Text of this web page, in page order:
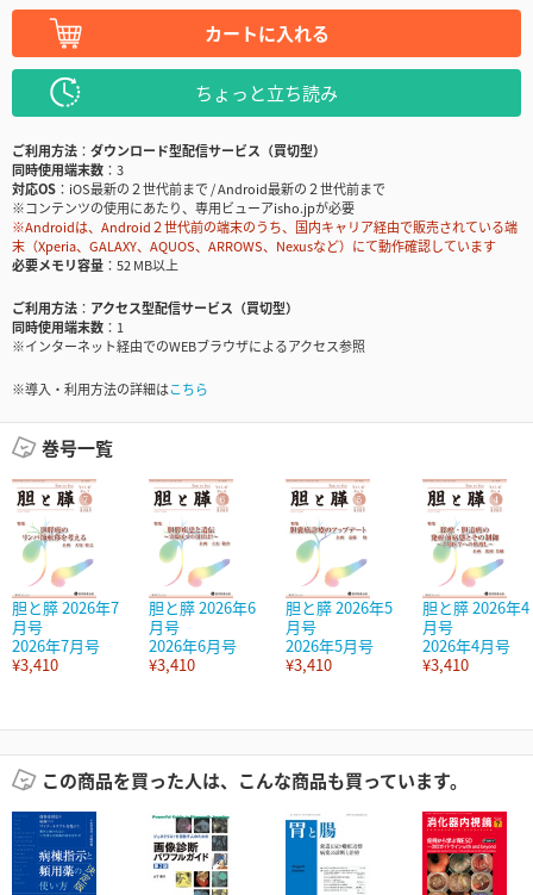
カートに入れる
ちょっと立ち読み
ご利用方法
ダウンロード型配信サービス（買切型）
同時使用端末数
3
対応OS
iOS最新の２世代前まで / Android最新の２世代前まで
※コンテンツの使用にあたり、専用ビューアisho.jpが必要
※Androidは、Android２世代前の端末のうち、国内キャリア経由で販売されている端
末（Xperia、GALAXY、AQUOS、ARROWS、Nexusなど）にて動作確認しています
必要メモリ容量
52 MB以上
ご利用方法
アクセス型配信サービス（買切型）
同時使用端末数
1
※インターネット経由でのWEBブラウザによるアクセス参照
※導入・利用方法の詳細はこちら
巻号一覧
胆と膵 2026年7
月号
2026年7月号
¥3,410
胆と膵 2026年6
月号
2026年6月号
¥3,410
胆と膵 2026年5
月号
2026年5月号
¥3,410
胆と膵 2026年4
月号
2026年4月号
¥3,410
この商品を買った人は、こんな商品も買っています。